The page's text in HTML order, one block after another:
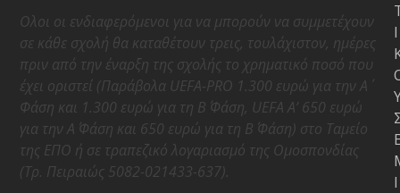
Ολοι οι ενδιαφερόμενοι για να μπορούν να συμμετέχουν
σε κάθε σχολή θα καταθέτουν τρεις, τουλάχιστον, ημέρες
πριν από την έναρξη της σχολής το χρηματικό ποσό που
έχει οριστεί (Παράβολα UEFA-PRO 1.300 ευρώ για την Α΄
Φάση και 1.300 ευρώ για τη Β΄ Φάση, UEFA A’ 650 ευρώ
για την Α΄ Φάση και 650 ευρώ για τη Β΄ Φάση) στο Ταμείο
της ΕΠΟ ή σε τραπεζικό λογαριασμό της Ομοσπονδίας
(Τρ. Πειραιώς 5082-021433-637).
Ι
Ι